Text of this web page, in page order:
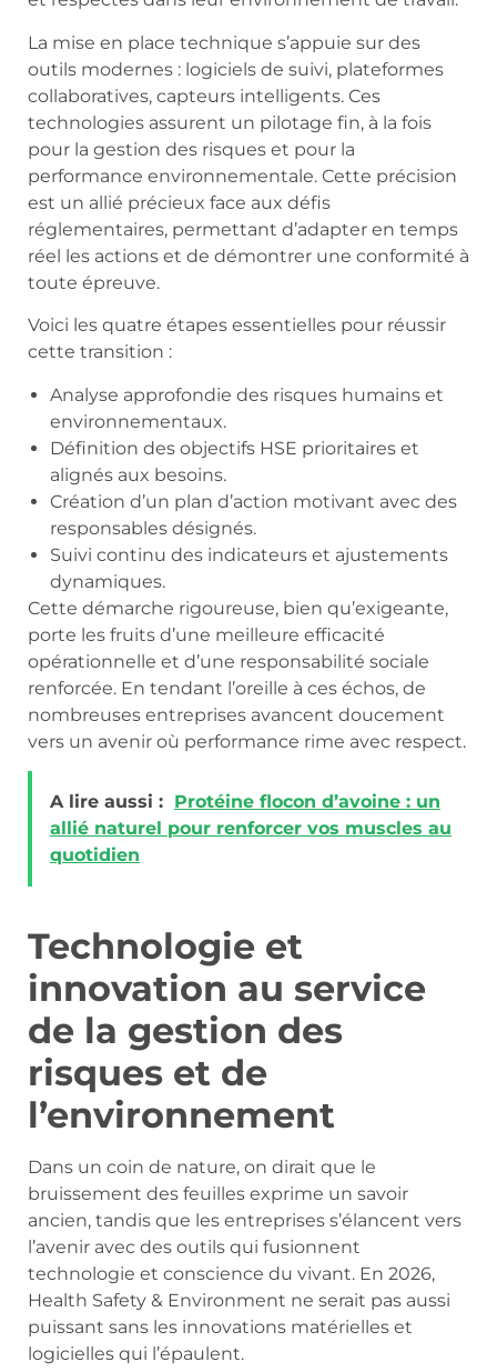
La mise en place technique s’appuie sur des
outils modernes : logiciels de suivi, plateformes
collaboratives, capteurs intelligents. Ces
technologies assurent un pilotage fin, à la fois
pour la gestion des risques et pour la
performance environnementale. Cette précision
est un allié précieux face aux défis
réglementaires, permettant d’adapter en temps
réel les actions et de démontrer une conformité à
toute épreuve.
Voici les quatre étapes essentielles pour réussir
cette transition :
Analyse approfondie des risques humains et
environnementaux.
Définition des objectifs HSE prioritaires et
alignés aux besoins.
Création d’un plan d’action motivant avec des
responsables désignés.
Suivi continu des indicateurs et ajustements
dynamiques.
Cette démarche rigoureuse, bien qu’exigeante,
porte les fruits d’une meilleure efficacité
opérationnelle et d’une responsabilité sociale
renforcée. En tendant l’oreille à ces échos, de
nombreuses entreprises avancent doucement
vers un avenir où performance rime avec respect.
A lire aussi : Protéine flocon d’avoine : un
allié naturel pour renforcer vos muscles au
quotidien
Technologie et
innovation au service
de la gestion des
risques et de
l’environnement
Dans un coin de nature, on dirait que le
bruissement des feuilles exprime un savoir
ancien, tandis que les entreprises s’élancent vers
l’avenir avec des outils qui fusionnent
technologie et conscience du vivant. En 2026,
Health Safety & Environment ne serait pas aussi
puissant sans les innovations matérielles et
logicielles qui l’épaulent.